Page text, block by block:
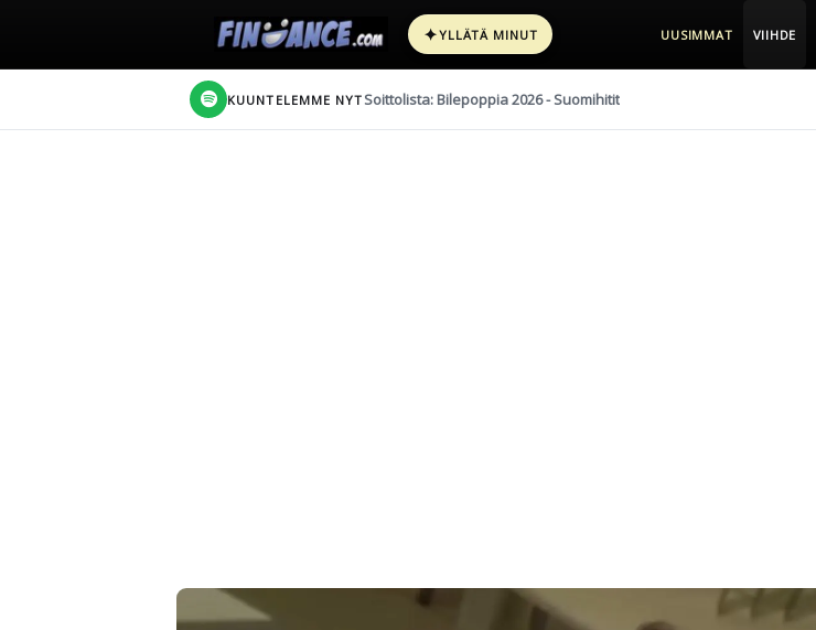
✦YLLÄTÄ MINUT UUSIMMAT VIIHDE
KUUNTELEMME NYT Soittolista: Bilepoppia 2026 - Suomihitit